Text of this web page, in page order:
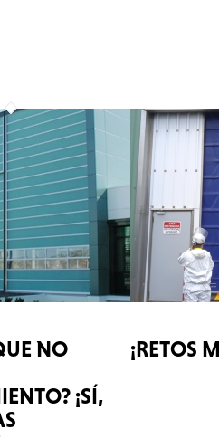
NO
¡SÍ,
¡RETOS